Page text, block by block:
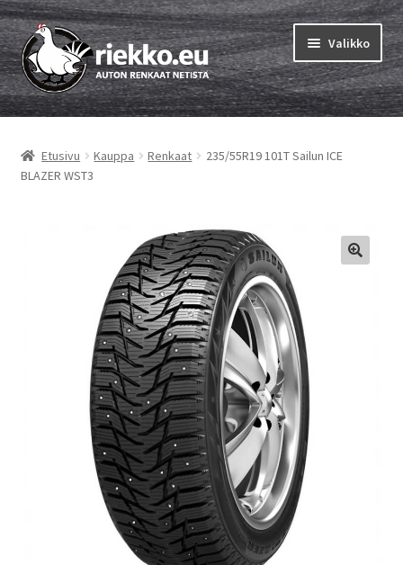
Siirry
navigointiin
Siirry
sisältöön
Valikko
Etusivu
Vinkit & ohjeet
Rengastestit
Etusivu Kauppa Renkaat
235/55R19 101T Sailun ICE
BLAZER WST3